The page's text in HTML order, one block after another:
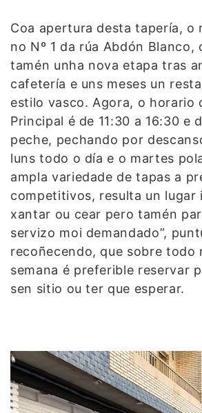
Coa apertura desta tapería, o
no Nº 1 da rúa Abdón Blanco,
tamén unha nova etapa tras
cafetería e uns meses un
estilo vasco. Agora, o horario
Principal é de 11:30 a 16:30 e
peche, pechando por
luns todo o día e o martes
ampla variedade de tapas a
competitivos, resulta un lugar
xantar ou cear pero tamén
servizo moi demandado”,
recoñecendo, que sobre todo
semana é preferible reservar
sen sitio ou ter que esperar.